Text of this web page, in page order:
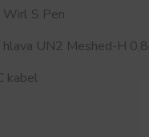
S Pen
hlava UN2 Meshed-H
kabel